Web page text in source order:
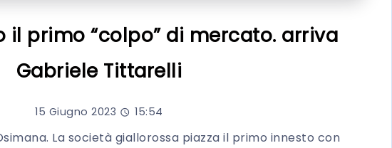
il primo “colpo” di mercato. arriva
Gabriele Tittarelli
15 Giugno 2023 15:54
La società giallorossa piazza il primo innesto con